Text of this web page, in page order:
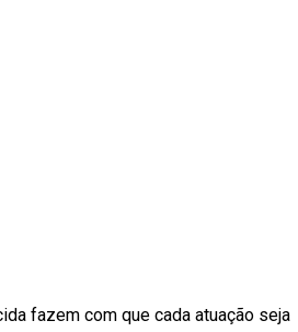
fazem com que cada atuação seja